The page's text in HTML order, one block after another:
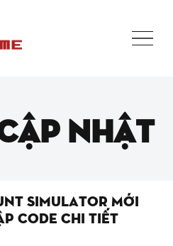
nhật
Simulator Mới
Code Chi Tiết